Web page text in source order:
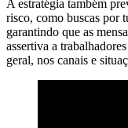
A estratégia também
risco, como buscas por
garantindo que as
assertiva a
geral, nos canais e